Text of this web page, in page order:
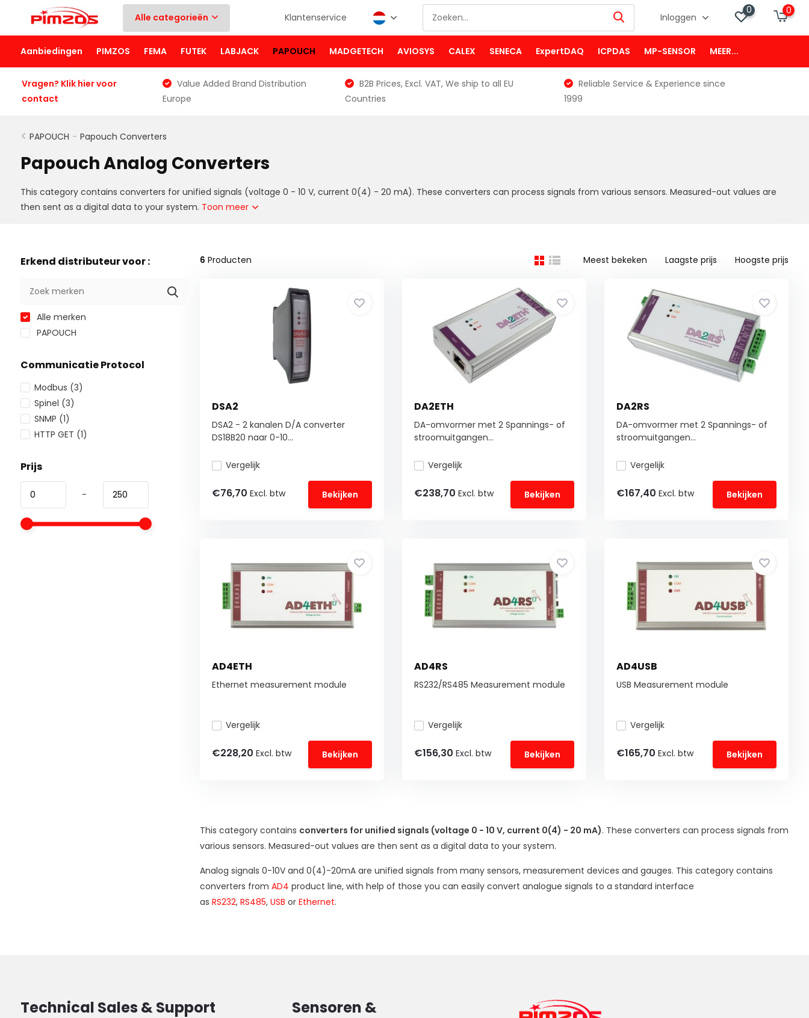
Alle categorieën Klantenservice Inloggen
0 0
Aanbiedingen PIMZOS FEMA FUTEK LABJACK PAPOUCH MADGETECH AVIOSYS CALEX SENECA ExpertDAQ ICPDAS MP-SENSOR MEER...
Vragen? Klik hier voor
contact
Value Added Brand Distribution
Europe
B2B Prices, Excl. VAT, We ship to all EU
Countries
Reliable Service & Experience since
1999
PAPOUCH - Papouch Converters
Papouch Analog Converters
This category contains converters for unified signals (voltage 0 - 10 V, current 0(4) - 20 mA). These converters can process signals from various sensors. Measured-out values are
then sent as a digital data to your system. Toon meer
Erkend distributeur voor :
Alle merken
PAPOUCH
Communicatie Protocol
Modbus (3)
Spinel (3)
SNMP (1)
HTTP GET (1)
Prijs
-
6 Producten Meest bekeken Laagste prijs Hoogste prijs
DSA2
DSA2 - 2 kanalen D/A converter
DS18B20 naar 0-10...
Vergelijk
€76,70 Excl. btw Bekijken
DA2ETH
DA-omvormer met 2 Spannings- of
stroomuitgangen...
Vergelijk
€238,70 Excl. btw Bekijken
DA2RS
DA-omvormer met 2 Spannings- of
stroomuitgangen...
Vergelijk
€167,40Excl. btw Bekijken
AD4ETH
Ethernet measurement module
Vergelijk
€228,20 Excl. btw Bekijken
AD4RS
RS232/RS485 Measurement module
Vergelijk
€156,30 Excl. btw Bekijken
AD4USB
USB Measurement module
Vergelijk
€165,70Excl. btw Bekijken
This category contains converters for unified signals (voltage 0 - 10 V, current 0(4) - 20 mA). These converters can process signals from
various sensors. Measured-out values are then sent as a digital data to your system.
Analog signals 0-10V and 0(4)-20mA are unified signals from many sensors, measurement devices and gauges. This category contains
converters from AD4 product line, with help of those you can easily convert analogue signals to a standard interface
as RS232, RS485, USB or Ethernet.
Technical Sales & Support
Sensoren &